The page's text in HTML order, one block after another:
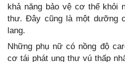
khả năng bảo vệ cơ thể khỏi
thư. Đây cũng là một dưỡng
lang.
Những phụ nữ có nồng độ
cơ tái phát ung thư vú thấp